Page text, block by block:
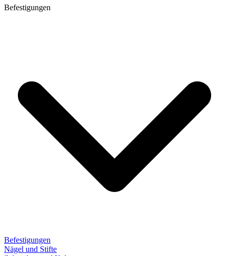
Befestigungen
Befestigungen
Nägel und Stifte